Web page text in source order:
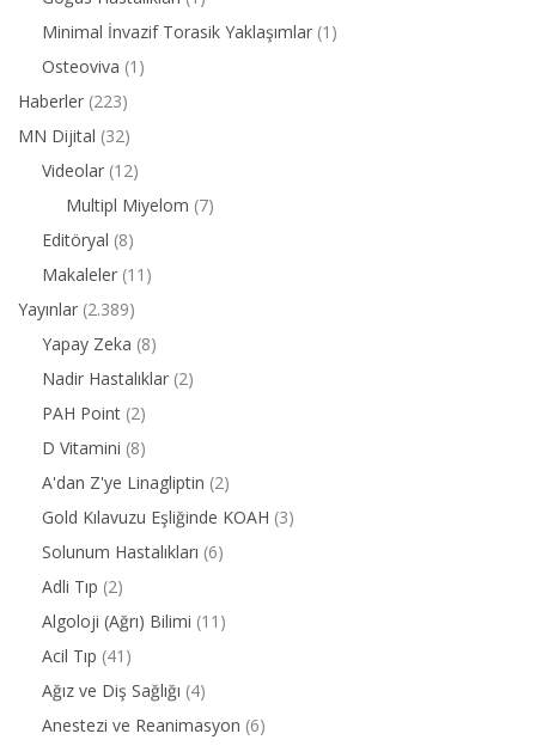
Minimal İnvazif Torasik Yaklaşımlar (1)
Osteoviva (1)
Haberler (223)
MN Dijital (32)
Videolar (12)
Multipl Miyelom (7)
Editöryal (8)
Makaleler (11)
Yayınlar (2.389)
Yapay Zeka (8)
Nadir Hastalıklar (2)
PAH Point (2)
D Vitamini (8)
A'dan Z'ye Linagliptin (2)
Gold Kılavuzu Eşliğinde KOAH (3)
Solunum Hastalıkları (6)
Adli Tıp (2)
Algoloji (Ağrı) Bilimi (11)
Acil Tıp (41)
Ağız ve Diş Sağlığı (4)
Anestezi ve Reanimasyon (6)